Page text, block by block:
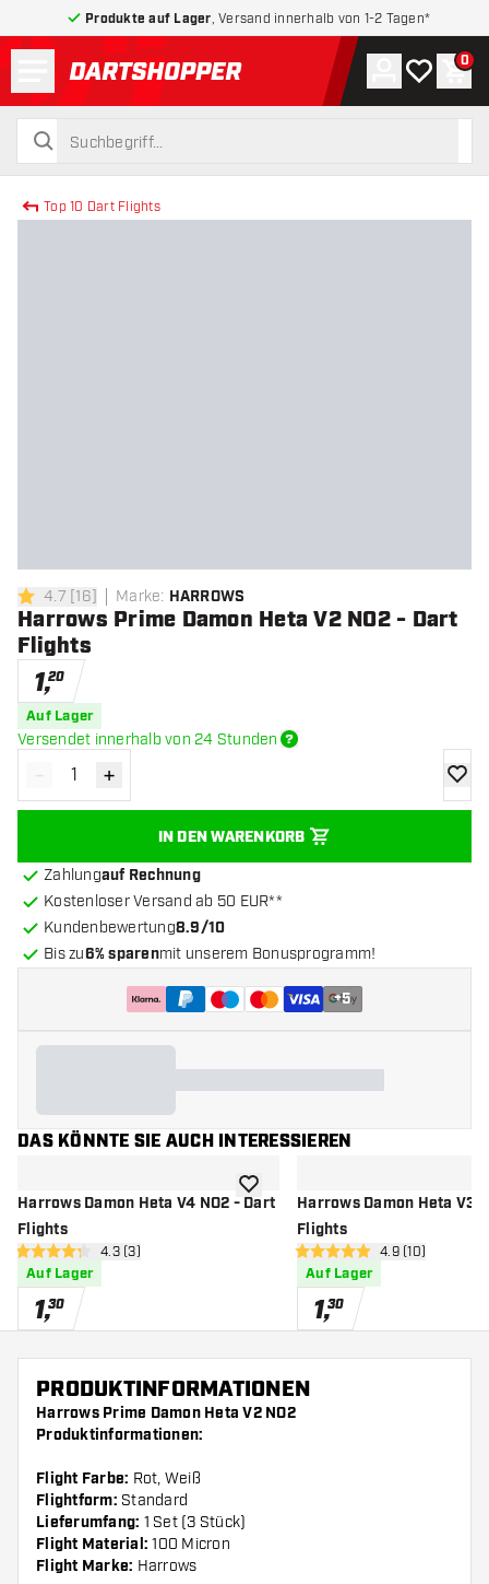
Produkte auf Lager , Versand innerhalb von 1-2 Tagen*
zurück zur Startseite
suchen
suchen
Konto
Meine 0
Top 10 Dart Flights
4.7 Bewertungssterne
4.7 [16] Marke: HARROWS
Harrows Prime Damon Heta V2 NO2 - Dart
Flights
1,20
Auf Lager
Versendet innerhalb von 24 Stunden
Menge verringern
- Menge erhöhen
+
IN DEN WARENKORB
Zur
Zahlungauf Rechnung
Kostenloser Versand ab 50 EUR**
Kundenbewertung8.9/10
Bis zu6% sparenmit unserem Bonusprogramm!
+5
DAS KÖNNTE SIE AUCH INTERESSIEREN
Harrows Damon Heta V4 NO2 - Dart
Flights
Bewertungsbereich öffnen
4.3 Bewertungssterne
4.3 (3)
Auf Lager
1,30
Zur Wunschliste hinzufügen
Harrows Damon Heta V3
Flights
4.9 Bewertungssterne
4.9 (10)
Auf Lager
1,30
PRODUKTINFORMATIONEN
Harrows Prime Damon Heta V2 NO2
Produktinformationen:
Flight Farbe: Rot, Weiß
Flightform: Standard
Lieferumfang: 1 Set (3 Stück)
Flight Material: 100 Micron
Flight Marke: Harrows